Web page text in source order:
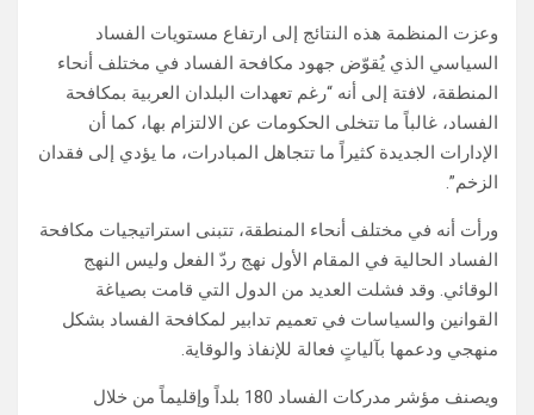
وعزت المنظمة هذه النتائج إلى ارتفاع مستويات الفساد
السياسي الذي يُقوّض جهود مكافحة الفساد في مختلف أنحاء
المنطقة، لافتة إلى أنه “رغم تعهدات البلدان العربية بمكافحة
الفساد، غالباً ما تتخلى الحكومات عن الالتزام بها، كما أن
الإدارات الجديدة كثيراً ما تتجاهل المبادرات، ما يؤدي إلى فقدان
الزخم”.
ورأت أنه في مختلف أنحاء المنطقة، تتبنى استراتيجيات مكافحة
الفساد الحالية في المقام الأول نهج ردّ الفعل وليس النهج
الوقائي. وقد فشلت العديد من الدول التي قامت بصياغة
القوانين والسياسات في تعميم تدابير لمكافحة الفساد بشكل
منهجي ودعمها بآلياتٍ فعالة للإنفاذ والوقاية.
ويصنف مؤشر مدركات الفساد 180 بلداً وإقليماً من خلال